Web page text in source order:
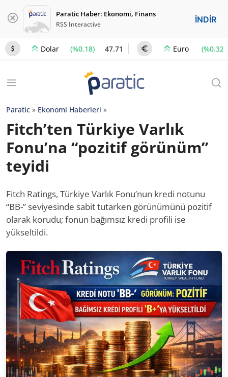
Paratic Haber: Ekonomi, Finans
RSS Interactive İNDİR
Dolar (%0.18) 47.71 Euro (%0.32)
Paratic » Ekonomi Haberleri »
Fitch’ten Türkiye Varlık
Fonu’na “pozitif görünüm”
teyidi
Fitch Ratings, Türkiye Varlık Fonu’nun kredi notunu
“BB-” seviyesinde sabit tutarken görünümünü pozitif
olarak korudu; fonun bağımsız kredi profili ise
yükseltildi.